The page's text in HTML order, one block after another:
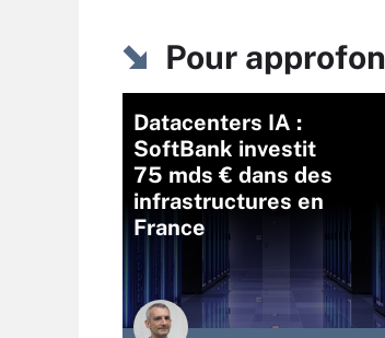
Pour
Datacenters IA :
SoftBank investit
75 mds € dans des
infrastructures en
France